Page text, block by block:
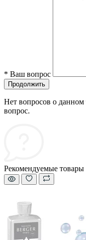
* Ваш вопрос
Продолжить
Нет вопросов о данном
вопрос.
Рекомендуемые товары